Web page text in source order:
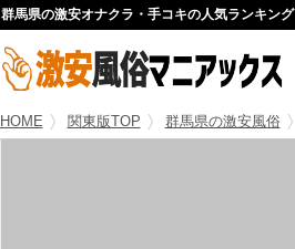
群馬県の激安オナクラ・手コキの人気ランキング
HOME 関東版TOP 群馬県の激安風俗